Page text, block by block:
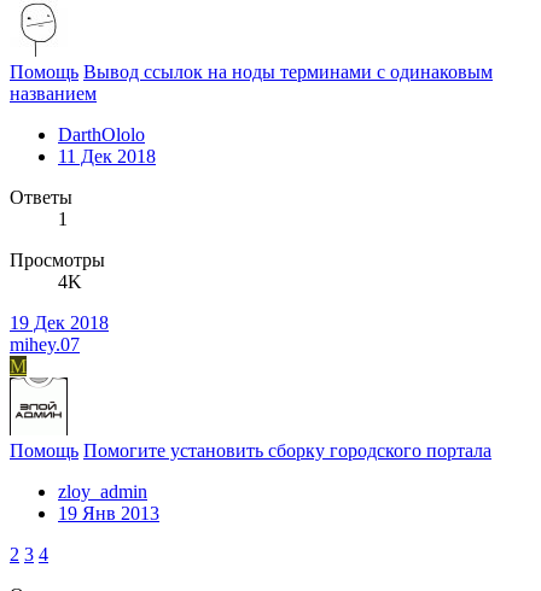
Помощь Вывод ссылок на ноды терминами с одинаковым
названием
DarthOlolo
11 Дек 2018
Ответы
1
Просмотры
4K
19 Дек 2018
mihey.07
M
Помощь Помогите установить сборку городского портала
zloy_admin
19 Янв 2013
2 3 4